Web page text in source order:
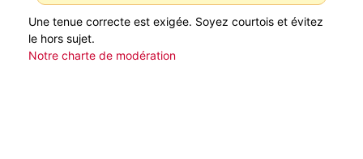
Une tenue correcte est exigée. Soyez courtois et évitez
le hors sujet.
Notre charte de modération